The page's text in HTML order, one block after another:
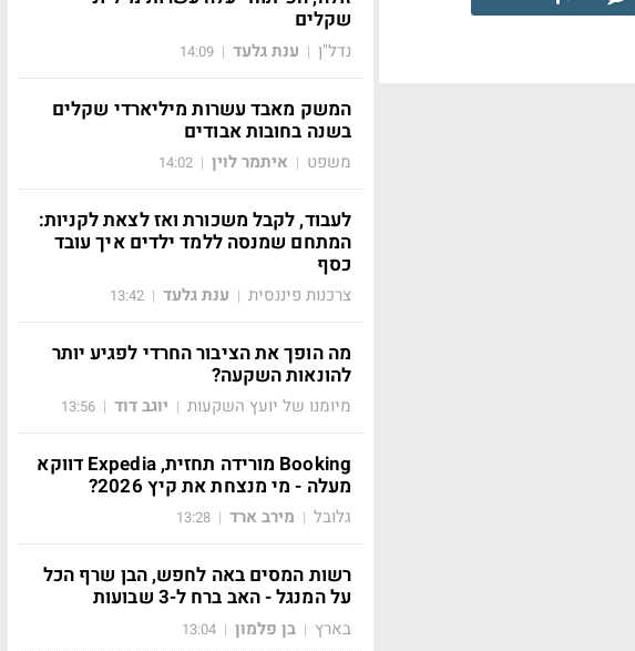
שקלים
נדל"ן | ענת גלעד |
14:09
המשק מאבד עשרות מיליארדי שקלים
בשנה בחובות אבודים
משפט | איתמר לוין |
14:02
לעבוד, לקבל משכורת ואז לצאת לקניות:
המתחם שמנסה ללמד ילדים איך עובד
כסף
צרכנות פיננסית | ענת גלעד |
13:42
מה הופך את הציבור החרדי לפגיע יותר
להונאות השקעה?
מיומנו של יועץ השקעות | יוגב דוד |
13:56
Booking מורידה תחזית, Expedia דווקא
מעלה - מי מנצחת את קיץ 2026?
גלובל | מירב ארד |
13:28
רשות המסים באה לחפש, הבן שרף הכל
על המנגל - האב ברח ל-3 שבועות
בארץ | בן פלמון |
13:04